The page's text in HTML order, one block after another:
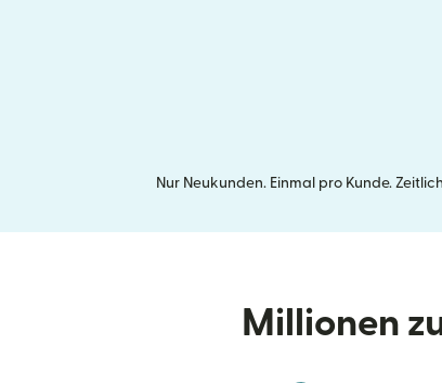
Nur Neukunden. Einmal pro Kunde.
Millionen